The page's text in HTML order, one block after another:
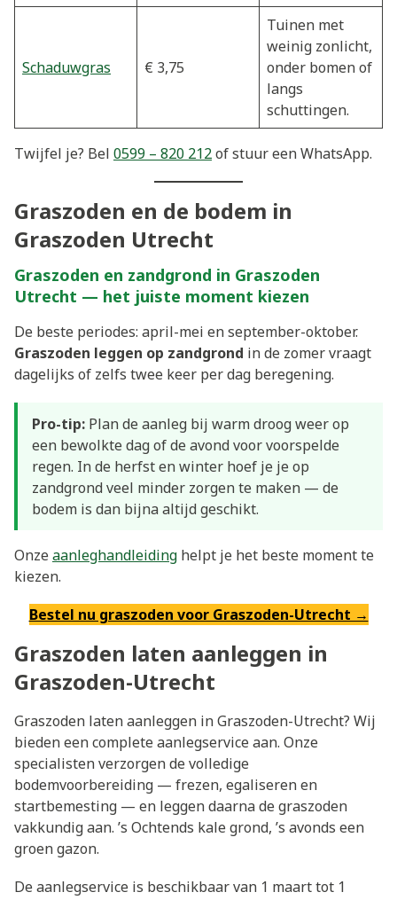
Schaduwgras € 3,75
Tuinen met
weinig zonlicht,
onder bomen of
langs
schuttingen.
Twijfel je? Bel 0599 – 820 212of stuur een WhatsApp.
Graszoden en de bodem in
Graszoden Utrecht
Graszoden en zandgrond in Graszoden
Utrecht — het juiste moment kiezen
De beste periodes: april-mei en september-oktober.
Graszoden leggen op zandgrond in de zomer vraagt
dagelijks of zelfs twee keer per dag beregening.
Pro-tip: Plan de aanleg bij warm droog weer op
een bewolkte dag of de avond voor voorspelde
regen. In de herfst en winter hoef je je op
zandgrond veel minder zorgen te maken — de
bodem is dan bijna altijd geschikt.
Onzeaanleghandleiding helpt je het beste moment te
kiezen.
Bestel nu graszoden voor Graszoden-Utrecht →
Graszoden laten aanleggen in
Graszoden-Utrecht
Graszoden laten aanleggen in Graszoden-Utrecht? Wij
bieden een complete aanlegservice aan. Onze
specialisten verzorgen de volledige
bodemvoorbereiding — frezen, egaliseren en
startbemesting — en leggen daarna de graszoden
vakkundig aan. ’s Ochtends kale grond, ’s avonds een
groen gazon.
De aanlegservice is beschikbaar van 1 maart tot 1